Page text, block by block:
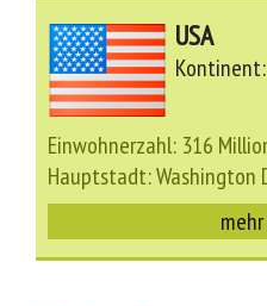
USA
Einwohnerzahl: 316
Hauptstadt: Washington